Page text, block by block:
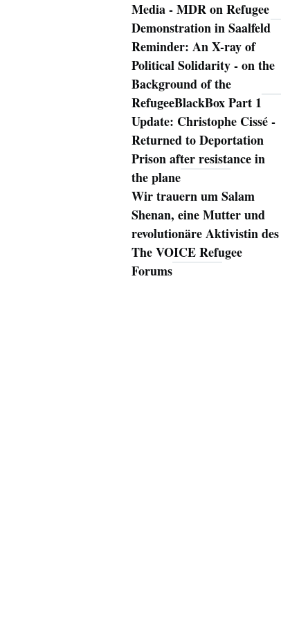
Media - MDR on Refugee
Demonstration in Saalfeld
Reminder: An X-ray of
Political Solidarity - on the
Background of the
RefugeeBlackBox Part 1
Update: Christophe Cissé -
Returned to Deportation
Prison after resistance in
the plane
Wir trauern um Salam
Shenan, eine Mutter und
revolutionäre Aktivistin des
The VOICE Refugee
Forums